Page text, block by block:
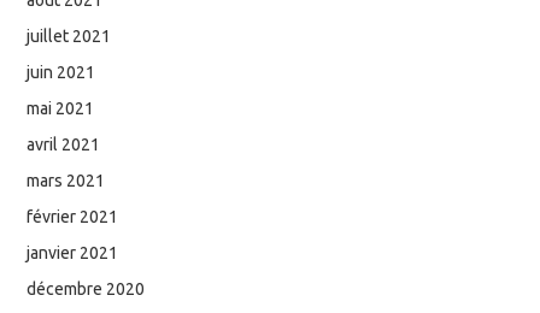
juillet 2021
juin 2021
mai 2021
avril 2021
mars 2021
février 2021
janvier 2021
décembre 2020